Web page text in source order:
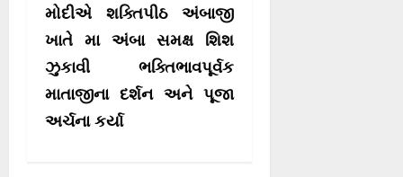
i
g
a
t
i
મોદીએ શક્તિપીઠ અંબાજી
ખાતે મા અંબા સમક્ષ શિશ
ઝુકાવી ભક્તિભાવપૂર્વક
માતાજીના દર્શન અને પૂજા
અર્ચના કર્યા